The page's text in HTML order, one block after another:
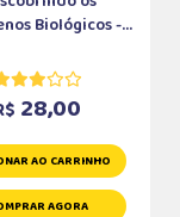
Biológicos -...
28,00
AO CARRINHO
AGORA